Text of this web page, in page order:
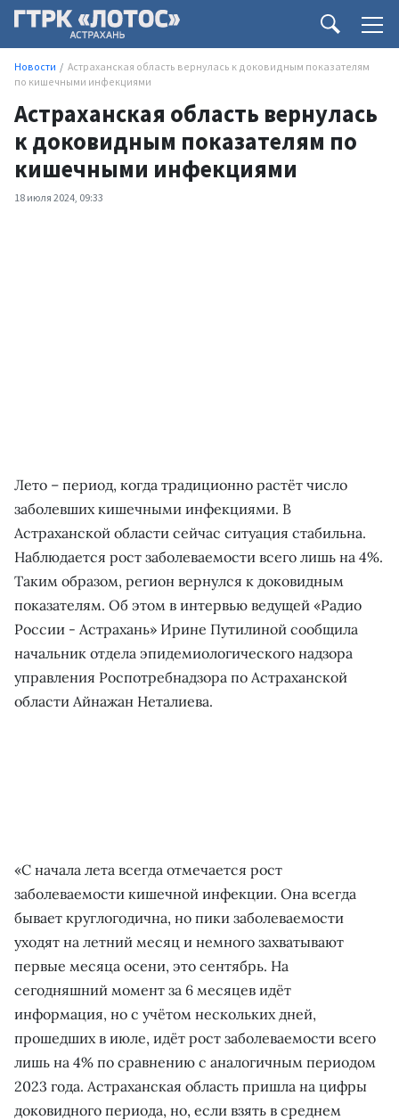
Новости
Астраханская область вернулась к доковидным показателям
по кишечными инфекциями
Астраханская область вернулась
к доковидным показателям по
кишечными инфекциями
18 июля 2024, 09:33
Лето – период, когда традиционно растёт число
заболевших кишечными инфекциями. В
Астраханской области сейчас ситуация стабильна.
Наблюдается рост заболеваемости всего лишь на 4%.
Таким образом, регион вернулся к доковидным
показателям. Об этом в интервью ведущей «Радио
России - Астрахань» Ирине Путилиной сообщила
начальник отдела эпидемиологического надзора
управления Роспотребнадзора по Астраханской
области Айнажан Неталиева.
«С начала лета всегда отмечается рост
заболеваемости кишечной инфекции. Она всегда
бывает круглогодична, но пики заболеваемости
уходят на летний месяц и немного захватывают
первые месяца осени, это сентябрь. На
сегодняшний момент за 6 месяцев идёт
информация, но с учётом нескольких дней,
прошедших в июле, идёт рост заболеваемости всего
лишь на 4% по сравнению с аналогичным периодом
2023 года. Астраханская область пришла на цифры
доковидного периода, но, если взять в среднем